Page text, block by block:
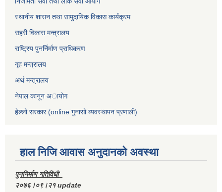
स्थानीय शासन तथा सामुदायिक विकास कार्यक्रम
सहरी विकास मन्त्रालय
राष्ट्रिय पुनर्निर्माण प्राधिकरण
गृह मन्त्रालय
अर्थ मन्त्रालय
नेपाल कानून अायोग
हेल्लो सरकार (online गुनासो ब्यवस्थापन प्रणाली)
हाल निजि आवास अनुदानकाे अवस्था
पुननिर्माण गतिविधी
२०७६।०९।२१ update